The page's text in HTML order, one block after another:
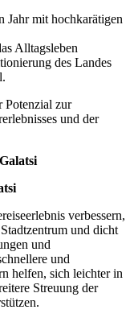
Jahr mit hochkarätigen
Alltagsleben
des Landes
Potenzial zur
und der
verbessern,
und dicht
und
und
helfen, sich leichter in
Streuung der